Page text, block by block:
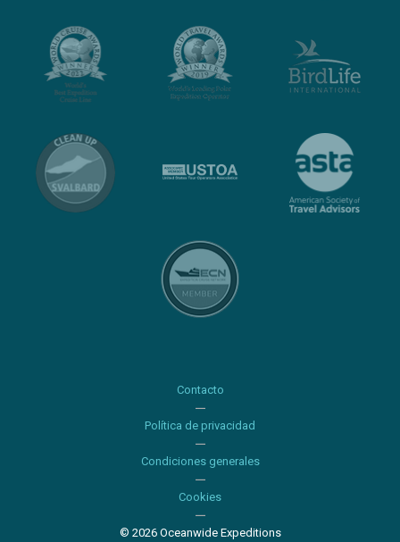
Contacto
Política de privacidad
Condiciones generales
Cookies
© 2026 Oceanwide Expeditions